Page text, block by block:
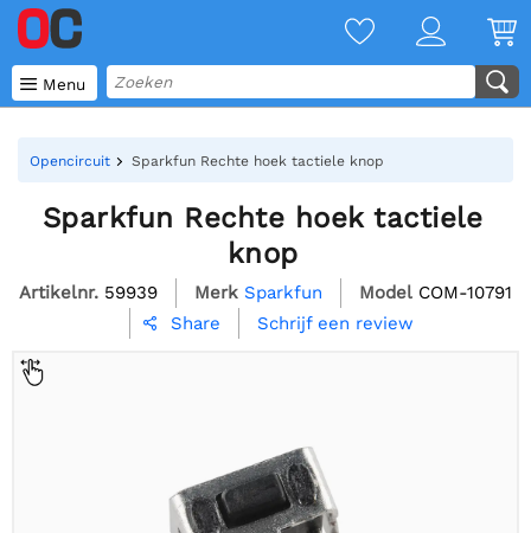
 Menu
Opencircuit Sparkfun Rechte hoek tactiele knop
Sparkfun Rechte hoek tactiele
knop
Artikelnr. 59939 Merk Sparkfun Model COM-10791
 Share Schrijf een review